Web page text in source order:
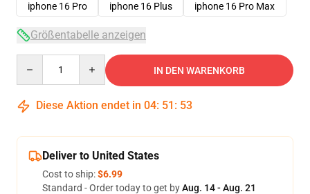
iphone 16 Pro
iphone 16 Plus iphone 16 Pro Max
Größentabelle anzeigen
IN DEN WARENKORB
Diese Aktion endet in 04: 51 : 52
Deliver to United States
Cost to ship:$6.99
Standard - Order today to get byAug. 14 - Aug. 21